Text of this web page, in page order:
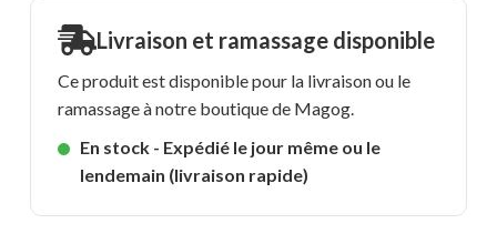
Livraison et ramassage disponible
Ce produit est disponible pour la livraison ou le
ramassage à notre boutique de Magog.
En stock - Expédié le jour même ou le
lendemain (livraison rapide)